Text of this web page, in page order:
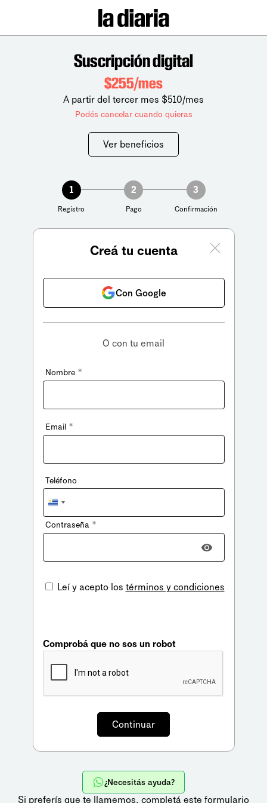
Suscripción digital
$255/mes
A partir del tercer mes $510/mes
Podés cancelar cuando quieras
Ver beneficios
1
Registro
2
Pago
3
Confirmación
Creá tu cuenta
Con Google
O con tu email
Nombre *
Email *
Teléfono
Uruguay
+598
Contraseña *
Leí y acepto los términos y condiciones
Comprobá que no sos un robot
¿Necesitás ayuda?
Si preferís que te llamemos, completá este formulario